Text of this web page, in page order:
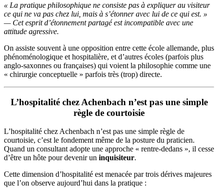
« La pratique philosophique ne consiste pas à expliquer au visiteur
ce qui ne va pas chez lui, mais à s’étonner avec lui de ce qui est. »
— Cet esprit d’étonnement partagé est incompatible avec une
attitude agressive.
On assiste souvent à une opposition entre cette école allemande, plus
phénoménologique et hospitalière, et d’autres écoles (parfois plus
anglo-saxonnes ou françaises) qui voient la philosophie comme une
« chirurgie conceptuelle » parfois très (trop) directe.
L’hospitalité chez Achenbach n’est pas une simple
règle de courtoisie
L’hospitalité chez Achenbach n’est pas une simple règle de
courtoisie, c’est le fondement même de la posture du praticien.
Quand un consultant adopte une approche « rentre-dedans », il cesse
d’être un hôte pour devenir un inquisiteur.
Cette dimension d’hospitalité est menacée par trois dérives majeures
que l’on observe aujourd’hui dans la pratique :